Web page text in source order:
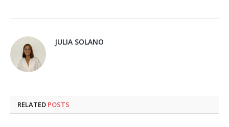
JULIA SOLANO
RELATED POSTS